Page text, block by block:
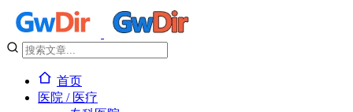
首页
医院 / 医疗